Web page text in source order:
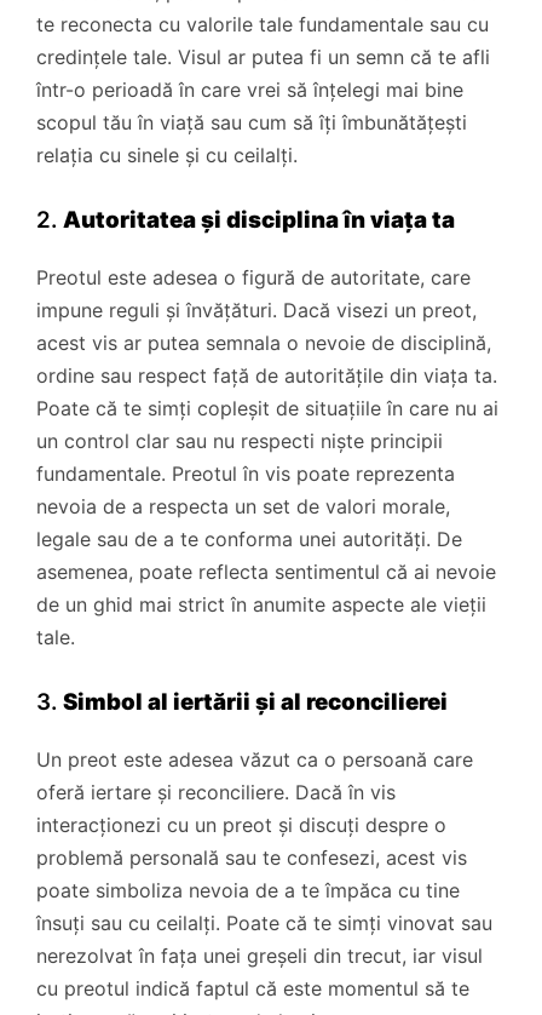
te reconecta cu valorile tale fundamentale sau cu
credințele tale. Visul ar putea fi un semn că te afli
într-o perioadă în care vrei să înțelegi mai bine
scopul tău în viață sau cum să îți îmbunătățești
relația cu sinele și cu ceilalți.
2. Autoritatea și disciplina în viața ta
Preotul este adesea o figură de autoritate, care
impune reguli și învățături. Dacă visezi un preot,
acest vis ar putea semnala o nevoie de disciplină,
ordine sau respect față de autoritățile din viața ta.
Poate că te simți copleșit de situațiile în care nu ai
un control clar sau nu respecti niște principii
fundamentale. Preotul în vis poate reprezenta
nevoia de a respecta un set de valori morale,
legale sau de a te conforma unei autorități. De
asemenea, poate reflecta sentimentul că ai nevoie
de un ghid mai strict în anumite aspecte ale vieții
tale.
3. Simbol al iertării și al reconcilierei
Un preot este adesea văzut ca o persoană care
oferă iertare și reconciliere. Dacă în vis
interacționezi cu un preot și discuți despre o
problemă personală sau te confesezi, acest vis
poate simboliza nevoia de a te împăca cu tine
însuți sau cu ceilalți. Poate că te simți vinovat sau
nerezolvat în fața unei greșeli din trecut, iar visul
cu preotul indică faptul că este momentul să te